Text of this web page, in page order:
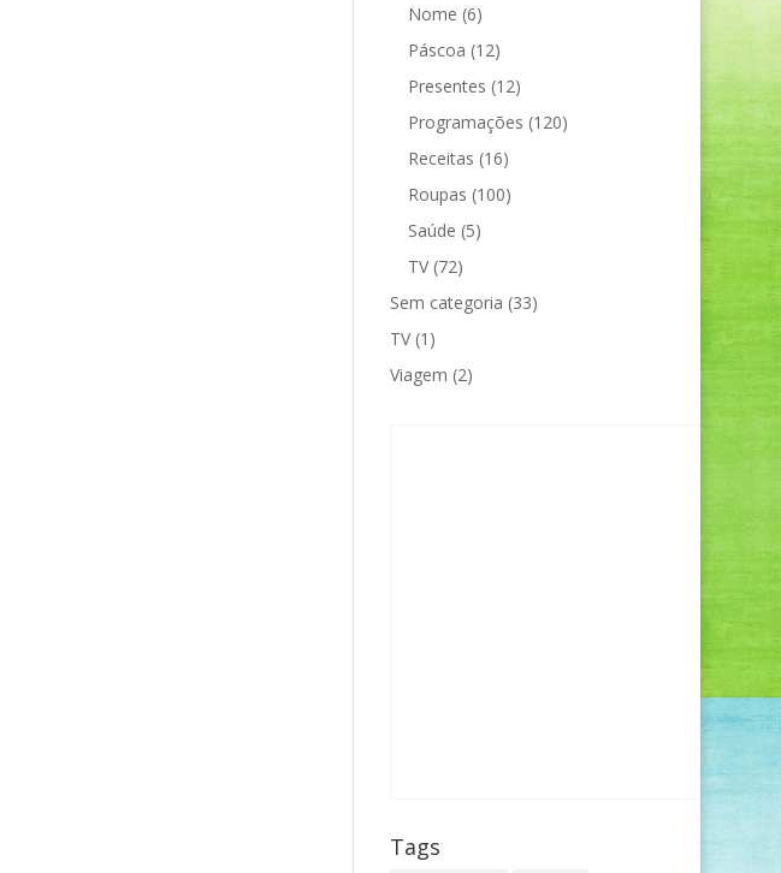
Nome (6)
Páscoa (12)
Presentes (12)
Programações (120)
Receitas (16)
Roupas (100)
Saúde (5)
TV(72)
Sem categoria (33)
TV(1)
Viagem (2)
Tags